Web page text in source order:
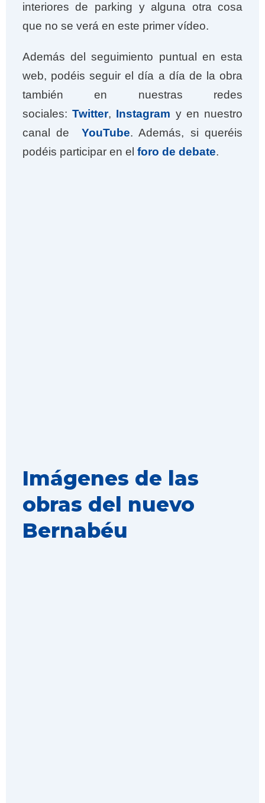
interiores de parking y alguna otra cosa
que no se verá en este primer vídeo.
Además del seguimiento puntual en esta
web, podéis seguir el día a día de la obra
también en nuestras redes
sociales:Twitter, Instagram y en nuestro
canal de YouTube. Además, si queréis
podéis participar en el foro de debate.
Imágenes de las
obras del nuevo
Bernabéu